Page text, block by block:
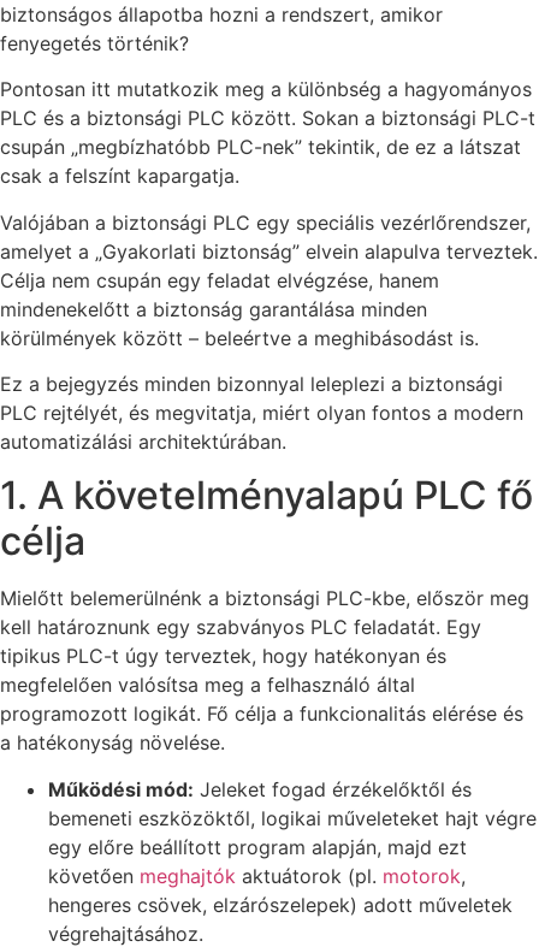
biztonságos állapotba hozni a rendszert, amikor
fenyegetés történik?
Pontosan itt mutatkozik meg a különbség a hagyományos
PLC és a biztonsági PLC között. Sokan a biztonsági PLC-t
csupán „megbízhatóbb PLC-nek” tekintik, de ez a látszat
csak a felszínt kapargatja.
Valójában a biztonsági PLC egy speciális vezérlőrendszer,
amelyet a „Gyakorlati biztonság” elvein alapulva terveztek.
Célja nem csupán egy feladat elvégzése, hanem
mindenekelőtt a biztonság garantálása minden
körülmények között – beleértve a meghibásodást is.
Ez a bejegyzés minden bizonnyal leleplezi a biztonsági
PLC rejtélyét, és megvitatja, miért olyan fontos a modern
automatizálási architektúrában.
1. A követelményalapú PLC fő
célja
Mielőtt belemerülnénk a biztonsági PLC-kbe, először meg
kell határoznunk egy szabványos PLC feladatát. Egy
tipikus PLC-t úgy terveztek, hogy hatékonyan és
megfelelően valósítsa meg a felhasználó által
programozott logikát. Fő célja a funkcionalitás elérése és
a hatékonyság növelése.
Működési mód: Jeleket fogad érzékelőktől és
bemeneti eszközöktől, logikai műveleteket hajt végre
egy előre beállított program alapján, majd ezt
követően meghajtók aktuátorok (pl. motorok,
hengeres csövek, elzárószelepek) adott műveletek
végrehajtásához.